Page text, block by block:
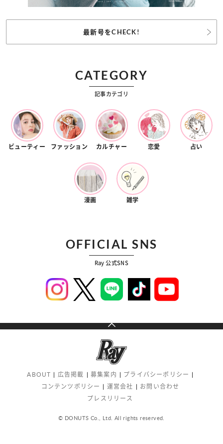
最新号をCHECK!
CATEGORY
記事カテゴリ
ビューティー ファッション カルチャー 恋愛 占い
漫画 雑学
OFFICIAL SNS
Ray 公式SNS
ABOUT 広告掲載 募集案内
プライバシーポリシー
コンテンツポリシー
運営会社
お問い合わせ
プレスリリース
© DONUTS Co., Ltd. All rights reserved.